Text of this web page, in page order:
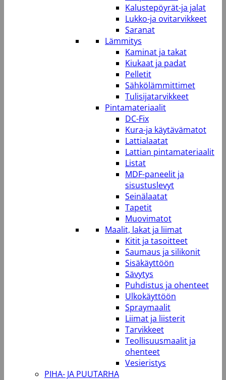
Kalustepöyrät-ja jalat
Lukko-ja ovitarvikkeet
Saranat
Lämmitys
Kaminat ja takat
Kiukaat ja padat
Pelletit
Sähkölämmittimet
Tulisijatarvikkeet
Pintamateriaalit
DC-Fix
Kura-ja käytävämatot
Lattialaatat
Lattian pintamateriaalit
Listat
MDF-paneelit ja
sisustuslevyt
Seinälaatat
Tapetit
Muovimatot
Maalit, lakat ja liimat
Kitit ja tasoitteet
Saumaus ja silikonit
Sisäkäyttöön
Sävytys
Puhdistus ja ohenteet
Ulkokäyttöön
Spraymaalit
Liimat ja liisterit
Tarvikkeet
Teollisuusmaalit ja
ohenteet
Vesieristys
PIHA- JA PUUTARHA